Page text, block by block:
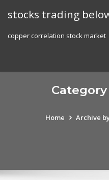
stocks trading
copper correlation stock market
Home Archive